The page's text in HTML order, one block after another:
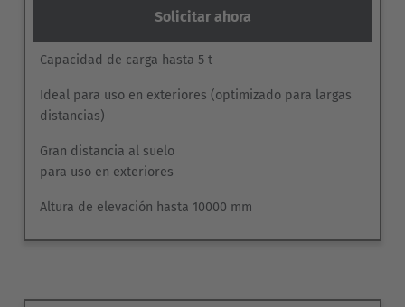
Solicitar ahora
Capacidad de carga hasta 5 t
Ideal para uso en exteriores (optimizado para largas
distancias)
Gran distancia al suelo
para uso en exteriores
Altura de elevación hasta 10000 mm